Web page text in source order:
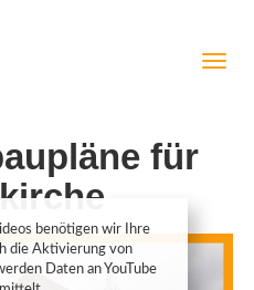
für
benötigen wir Ihre
die Aktivierung von
Daten an YouTube